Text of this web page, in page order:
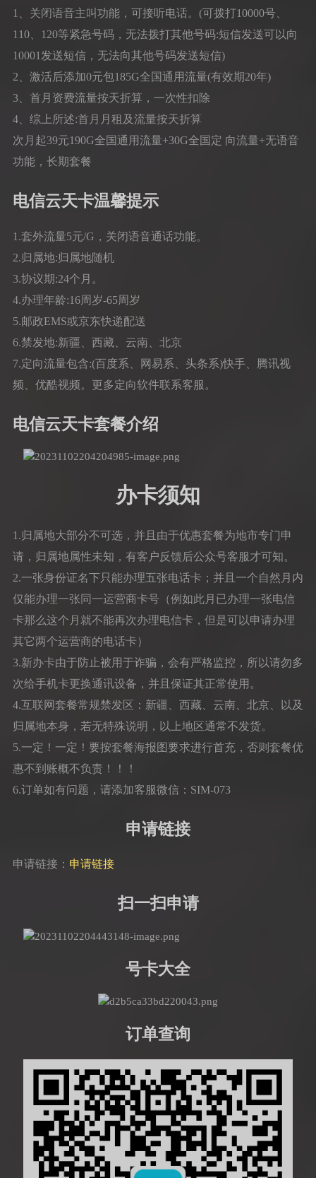
1、关闭语音主叫功能，可接听电话。(可拨打10000号、
110、120等紧急号码，无法拨打其他号码:短信发送可以向
10001发送短信，无法向其他号码发送短信)
2、激活后添加0元包185G全国通用流量(有效期20年)
3、首月资费流量按天折算，一次性扣除
4、综上所述:首月月租及流量按天折算
次月起39元190G全国通用流量+30G全国定 向流量+无语音
功能，长期套餐
电信云天卡温馨提示
1.套外流量5元/G，关闭语音通话功能。
2.归属地:归属地随机
3.协议期:24个月。
4.办理年龄:16周岁-65周岁
5.邮政EMS或京东快递配送
6.禁发地:新疆、西藏、云南、北京
7.定向流量包含:(百度系、网易系、头条系)快手、腾讯视
频、优酷视频。更多定向软件联系客服。
电信云天卡套餐介绍
办卡须知
1.归属地大部分不可选，并且由于优惠套餐为地市专门申
请，归属地属性未知，有客户反馈后公众号客服才可知。
2.一张身份证名下只能办理五张电话卡；并且一个自然月内
仅能办理一张同一运营商卡号（例如此月已办理一张电信
卡那么这个月就不能再次办理电信卡，但是可以申请办理
其它两个运营商的电话卡）
3.新办卡由于防止被用于诈骗，会有严格监控，所以请勿多
次给手机卡更换通讯设备，并且保证其正常使用。
4.互联网套餐常规禁发区：新疆、西藏、云南、北京、以及
归属地本身，若无特殊说明，以上地区通常不发货。
5.一定！一定！要按套餐海报图要求进行首充，否则套餐优
惠不到账概不负责！！！
6.订单如有问题，请添加客服微信：SIM-073
申请链接
申请链接： 申请链接
扫一扫申请
号卡大全
订单查询